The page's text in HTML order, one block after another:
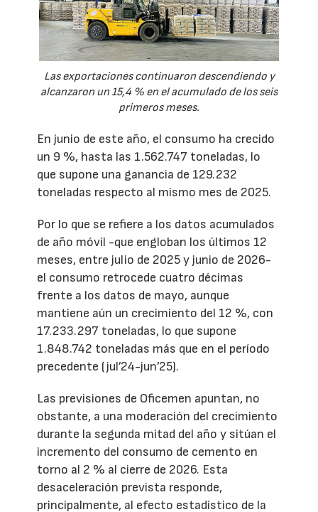
Las exportaciones continuaron descendiendo y
alcanzaron un 15,4 % en el acumulado de los seis
primeros meses.
En junio de este año, el consumo ha crecido
un 9 %, hasta las 1.562.747 toneladas, lo
que supone una ganancia de 129.232
toneladas respecto al mismo mes de 2025.
Por lo que se refiere a los datos acumulados
de año móvil -que engloban los últimos 12
meses, entre julio de 2025 y junio de 2026-
el consumo retrocede cuatro décimas
frente a los datos de mayo, aunque
mantiene aún un crecimiento del 12 %, con
17.233.297 toneladas, lo que supone
1.848.742 toneladas más que en el período
precedente (jul’24-jun’25).
Las previsiones de Oficemen apuntan, no
obstante, a una moderación del crecimiento
durante la segunda mitad del año y sitúan el
incremento del consumo de cemento en
torno al 2 % al cierre de 2026. Esta
desaceleración prevista responde,
principalmente, al efecto estadístico de la